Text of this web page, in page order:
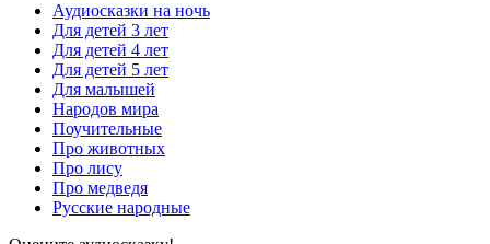
Аудиосказки на ночь
Для детей 3 лет
Для детей 4 лет
Для детей 5 лет
Для малышей
Народов мира
Поучительные
Про животных
Про лису
Про медведя
Русские народные